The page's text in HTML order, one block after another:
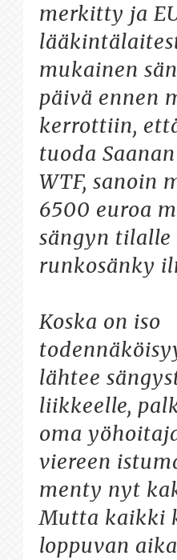
merkitty ja
mukainen
päivä ennen
kerrottiin,
tuoda
WTF, sanoin
6500 euroa
sängyn
runkosänky
Koska on iso
lähtee
liikkeelle,
oma
viereen
menty nyt
Mutta kaikki
loppuvan